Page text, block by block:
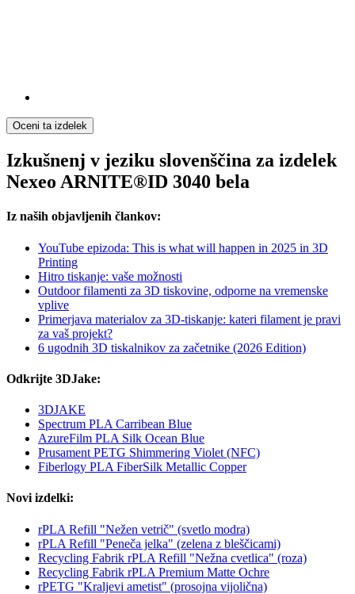
Oceni ta izdelek
Izkušnenj v jeziku slovenščina za izdelek
Nexeo ARNITE®ID 3040 bela
Iz naših objavljenih člankov:
YouTube epizoda: This is what will happen in 2025 in 3D
Printing
Hitro tiskanje: vaše možnosti
Outdoor filamenti za 3D tiskovine, odporne na vremenske
vplive
Primerjava materialov za 3D-tiskanje: kateri filament je pravi
za vaš projekt?
6 ugodnih 3D tiskalnikov za začetnike (2026 Edition)
Odkrijte 3DJake:
3DJAKE
Spectrum PLA Carribean Blue
AzureFilm PLA Silk Ocean Blue
Prusament PETG Shimmering Violet (NFC)
Fiberlogy PLA FiberSilk Metallic Copper
Novi izdelki:
rPLA Refill "Nežen vetrič" (svetlo modra)
rPLA Refill "Peneča jelka" (zelena z bleščicami)
Recycling Fabrik rPLA Refill "Nežna cvetlica" (roza)
Recycling Fabrik rPLA Premium Matte Ochre
rPETG "Kraljevi ametist" (prosojna vijolična)